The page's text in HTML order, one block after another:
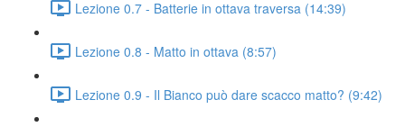
Lezione 0.7 - Batterie in ottava traversa (14:39)
Lezione 0.8 - Matto in ottava (8:57)
Lezione 0.9 - Il Bianco può dare scacco matto? (9:42)